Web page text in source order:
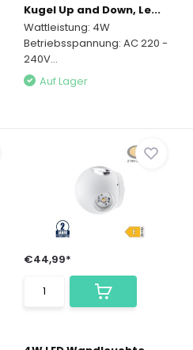
Kugel Up and Down, Le...
Wattleistung: 4W
Betriebsspannung: AC 220 -
240V...
Auf Lager
€44,99*